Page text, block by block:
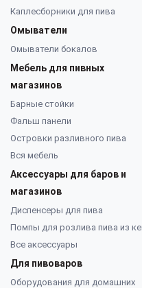
Каплесборники для пива
Омыватели
Омыватели бокалов
Мебель для пивных
магазинов
Барные стойки
Фальш панели
Островки разливного пива
Вся мебель
Аксессуары для баров и
магазинов
Диспенсеры для пива
Помпы для розлива пива из
Все аксессуары
Для пивоваров
Оборудования для домашних